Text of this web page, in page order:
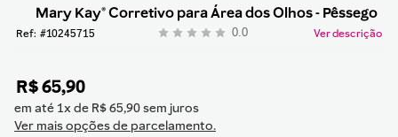
Mary Kay® Corretivo para Área dos Olhos - Pêssego
: 10245715 0.0 Ver descrição
R$65,90
em até 1x de R$65,90sem juros
Ver mais opções de parcelamento.